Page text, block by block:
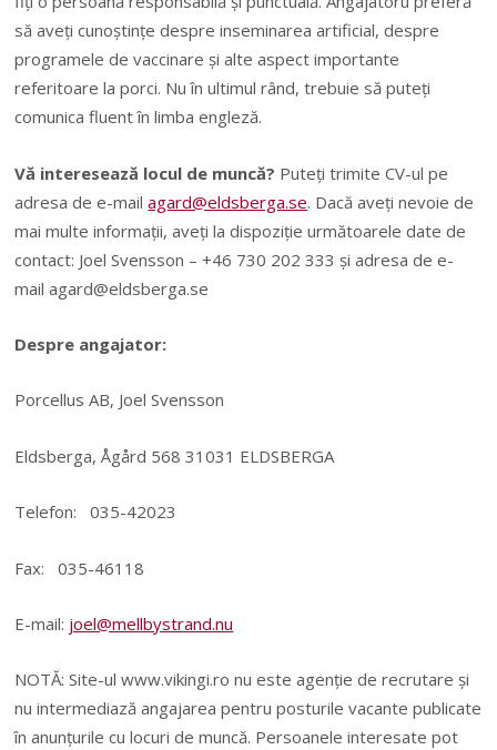
să aveți cunoștințe despre inseminarea artificial, despre
programele de vaccinare și alte aspect importante
referitoare la porci. Nu în ultimul rând, trebuie să puteți
comunica fluent în limba engleză.
Vă interesează locul de muncă? Puteți trimite CV-ul pe
adresa de e-mailagard@eldsberga.se. Dacă aveți nevoie de
mai multe informații, aveți la dispoziție următoarele date de
contact: Joel Svensson – +46 730 202 333 și adresa de e-
mailagard@eldsberga.se
Despre angajator:
Porcellus AB, Joel Svensson
Eldsberga, Ågård 568 31031 ELDSBERGA
Telefon: 035-42023
Fax: 035-46118
E-mail: joel@mellbystrand.nu
NOTĂ: Site-ul www.vikingi.ro nu este agenție de recrutare și
nu intermediază angajarea pentru posturile vacante publicate
în anunțurile cu locuri de muncă. Persoanele interesate pot